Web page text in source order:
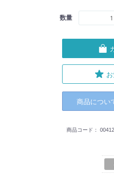
数量
商品につい
商品コード：